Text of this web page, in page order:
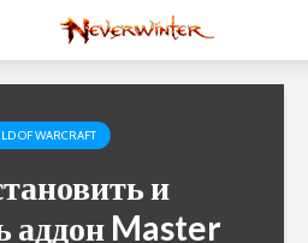
OF WARCRAFT
и
аддон Master